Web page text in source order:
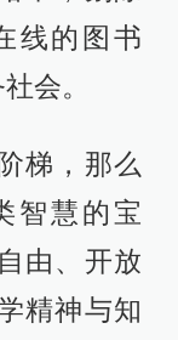
线的图书
会。
梯，那么
智慧的宝
由、开放
精神与知